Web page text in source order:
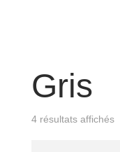
Gris
4 résultats affichés